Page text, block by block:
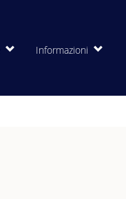
Informazioni